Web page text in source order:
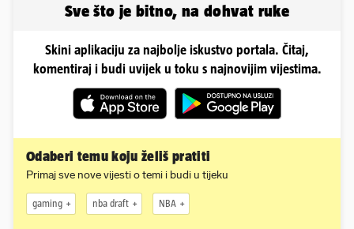
Sve što je bitno, na dohvat ruke
Skini aplikaciju za najbolje iskustvo portala. Čitaj,
komentiraj i budi uvijek u toku s najnovijim vijestima.
Odaberi temu koju želiš pratiti
Primaj sve nove vijesti o temi i budi u tijeku
gaming nba draft NBA